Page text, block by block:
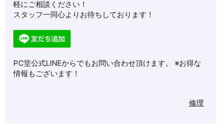
軽にご相談ください！
スタッフ一同心よりお待ちしております！
PC堂公式LINEからでもお問い合わせ頂けます。 ※お得な
情報もございます！
修理